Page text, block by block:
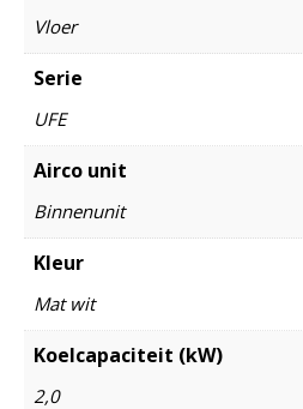
Vloer
Serie
UFE
Airco unit
Binnenunit
Kleur
Mat wit
Koelcapaciteit (kW)
2,0